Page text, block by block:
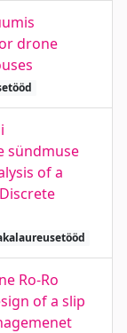
drone
sündmuse
of a
Ro-Ro
of a slip